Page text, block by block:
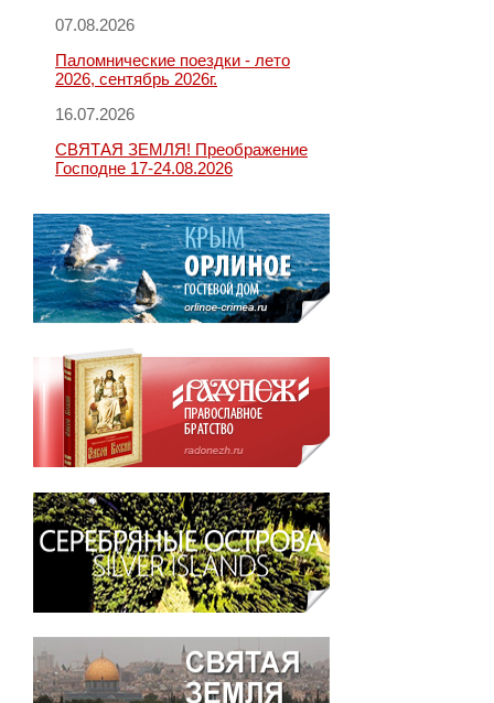
07.08.2026
Паломнические поездки - лето
2026, сентябрь 2026г.
16.07.2026
СВЯТАЯ ЗЕМЛЯ! Преображение
Господне 17-24.08.2026